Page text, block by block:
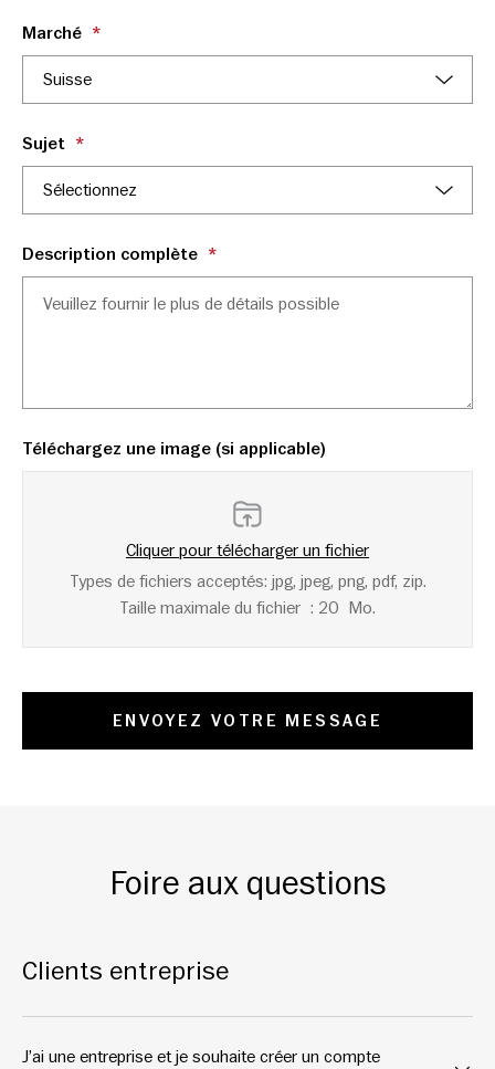
Marché *
Sujet *
Description complète *
Téléchargez une image (si applicable)
Cliquer pour télécharger un fichier
Types de fichiers acceptés: jpg, jpeg, png, pdf, zip.
Taille maximale du fichier : 20 Mo.
ENVOYEZ VOTRE MESSAGE
Foire aux questions
Clients entreprise
J’ai une entreprise et je souhaite créer un compte